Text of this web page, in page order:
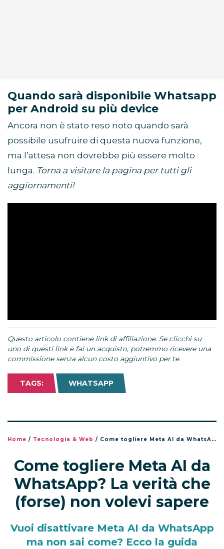
Quando sarà disponibile Whatsapp
per Android su più device
Ancora non è stato reso noto quando sarà
possibile usufruire di questa nuova funzione,
ma l’attesa non dovrebbe più essere molto
lunga. Torna a visitare la pagina per tutti gli
aggiornamenti!
Questo articolo contiene link di affiliazione. Se clicchi su
uno di questi link e fai un acquisto, potremmo ricevere una
commissione senza alcun costo aggiuntivo per te.
TAGS: WHATSAPP
Home / Tecnologia & Web / Come togliere Meta AI da WhatsApp? La verità che (forse) non volevi sapere
Come togliere Meta AI da
WhatsApp? La verità che
(forse) non volevi sapere
Vuoi disattivare Meta AI da WhatsApp
ma non sai come? Ecco la guida